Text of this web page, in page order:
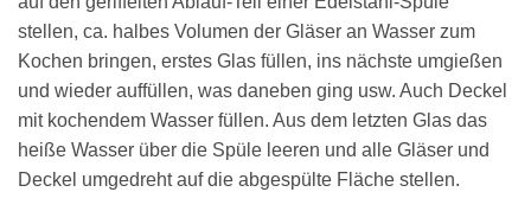
stellen, ca. halbes Volumen der Gläser an Wasser zum
Kochen bringen, erstes Glas füllen, ins nächste umgießen
und wieder auffüllen, was daneben ging usw. Auch Deckel
mit kochendem Wasser füllen. Aus dem letzten Glas das
heiße Wasser über die Spüle leeren und alle Gläser und
Deckel umgedreht auf die abgespülte Fläche stellen.